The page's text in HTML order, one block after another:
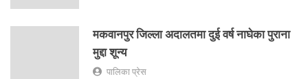
मकवानपुर जिल्ला अदालतमा दुई वर्ष नाघेका पुराना
मुद्दा शून्य
पालिका प्रेस